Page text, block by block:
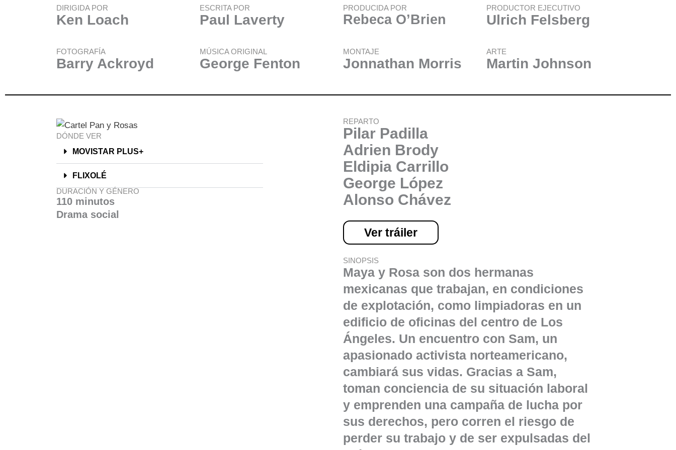
DIRIGIDA POR
Ken Loach
ESCRITA POR
Paul Laverty
PRODUCIDA POR
Rebeca O’Brien
PRODUCTOR EJECUTIVO
Ulrich Felsberg
FOTOGRAFÍA
Barry Ackroyd
MÚSICA ORIGINAL
George Fenton
MONTAJE
Jonnathan Morris
ARTE
Martin Johnson
DÓNDE VER
MOVISTAR PLUS+
FLIXOLÉ
DURACIÓN Y GÉNERO
110 minutos
Drama social
REPARTO
Pilar Padilla
Adrien Brody
Eldipia Carrillo
George López
Alonso Chávez
Ver tráiler
SINOPSIS
Maya y Rosa son dos hermanas
mexicanas que trabajan, en condiciones
de explotación, como limpiadoras en un
edificio de oficinas del centro de Los
Ángeles. Un encuentro con Sam, un
apasionado activista norteamericano,
cambiará sus vidas. Gracias a Sam,
toman conciencia de su situación laboral
y emprenden una campaña de lucha por
sus derechos, pero corren el riesgo de
perder su trabajo y de ser expulsadas del